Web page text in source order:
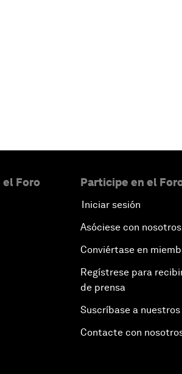
el Foro Participe en el
Iniciar sesión
Asóciese con nosotros
Conviértase en
Regístrese para
de prensa
Suscríbase a
Contacte con